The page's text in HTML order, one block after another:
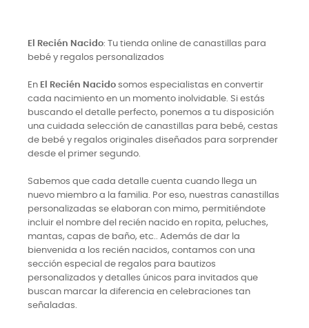
El Recién Nacido: Tu tienda online de canastillas para
bebé y regalos personalizados
En El Recién Nacido somos especialistas en convertir
cada nacimiento en un momento inolvidable. Si estás
buscando el detalle perfecto, ponemos a tu disposición
una cuidada selección de canastillas para bebé, cestas
de bebé y regalos originales diseñados para sorprender
desde el primer segundo.
Sabemos que cada detalle cuenta cuando llega un
nuevo miembro a la familia. Por eso, nuestras canastillas
personalizadas se elaboran con mimo, permitiéndote
incluir el nombre del recién nacido en ropita, peluches,
mantas, capas de baño, etc.. Además de dar la
bienvenida a los recién nacidos, contamos con una
sección especial de regalos para bautizos
personalizados y detalles únicos para invitados que
buscan marcar la diferencia en celebraciones tan
señaladas.